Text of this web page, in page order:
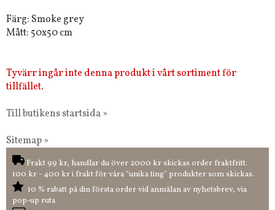
Färg: Smoke grey
Mått: 50x50 cm
Tyvärr ingår inte denna produkt i vårt sortiment för
tillfället.
Till butikens startsida »
Sitemap »
Frakt 99 kr, handlar du över 2000 kr skickas order fraktfritt.
100 kr - 400 kr i frakt för våra "unika ting" produkter som skickas.
10 % rabatt på din första order vid anmälan av nyhetsbrev, via
pop-up ruta